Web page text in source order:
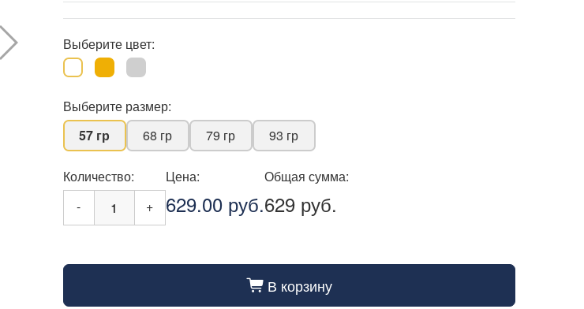
Выберите цвет:
Выберите размер:
57 гр
68 гр 79 гр 93 гр
Количество:
-
+
Цена:
629.00 руб.
Общая сумма:
629 руб.
cart_fill В корзину